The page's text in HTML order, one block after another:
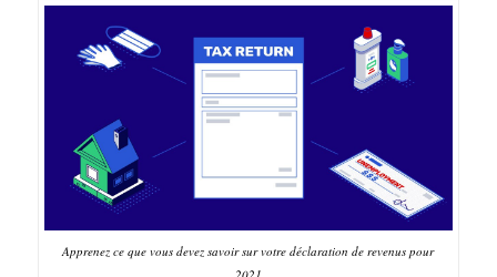
Apprenez ce que vous devez savoir sur votre déclaration de revenus pour